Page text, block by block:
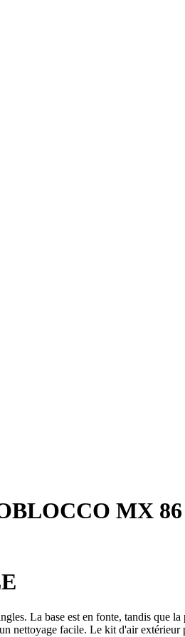
MX
La base est en fonte, tandis
nettoyage facile. Le kit d'air extérieur